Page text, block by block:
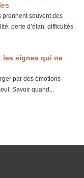
prennent souvent des
perte d’élan, difficultés
les signes qui ne
par des émotions
Savoir quand...